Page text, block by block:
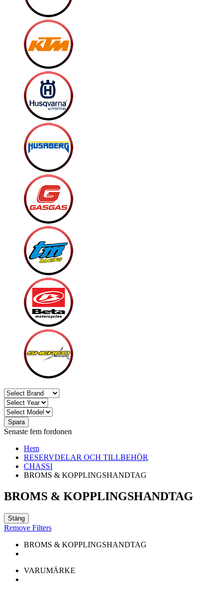
Spara
Senaste fem fordonen
Hem
RESERVDELAR OCH TILLBEHÖR
CHASSI
BROMS & KOPPLINGSHANDTAG
BROMS & KOPPLINGSHANDTAG
Stäng
Remove Filters
BROMS & KOPPLINGSHANDTAG
VARUMÄRKE